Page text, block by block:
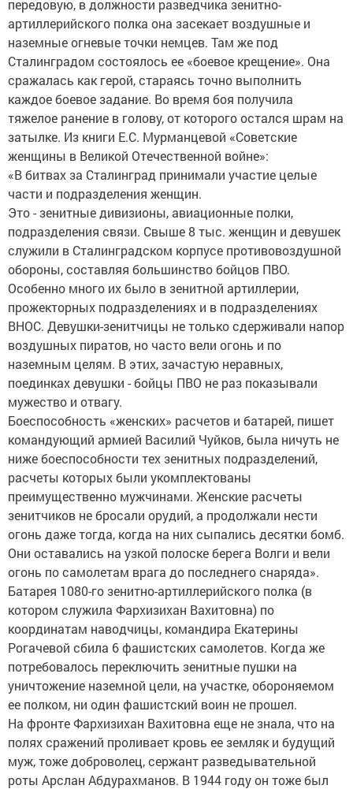
передовую, в должности разведчика зенитно-
артиллерийского полка она засекает воздушные и
наземные огневые точки немцев. Там же под
Сталинградом состоялось ее «боевое крещение». Она
сражалась как герой, стараясь точно выполнить
каждое боевое задание. Во время боя получила
тяжелое ранение в голову, от которого остался шрам на
затылке. Из книги Е.С. Мурманцевой «Советские
женщины в Великой Отечественной войне»:
«В битвах за Сталинград принимали участие целые
части и подразделения женщин.
Это - зенитные дивизионы, авиационные полки,
подразделения связи. Свыше 8 тыс. женщин и девушек
служили в Сталинградском корпусе противовоздушной
обороны, составляя большинство бойцов ПВО.
Особенно много их было в зенитной артиллерии,
прожекторных подразделениях и в подразделениях
ВНОС. Девушки-зенитчицы не только сдерживали напор
воздушных пиратов, но часто вели огонь и по
наземным целям. В этих, зачастую неравных,
поединках девушки - бойцы ПВО не раз показывали
мужество и отвагу.
Боеспособность «женских» расчетов и батарей, пишет
командующий армией Василий Чуйков, была ничуть не
ниже боеспособности тех зенитных подразделений,
расчеты которых были укомплектованы
преимущественно мужчинами. Женские расчеты
зенитчиков не бросали орудий, а продолжали нести
огонь даже тогда, когда на них сыпались десятки бомб.
Они оставались на узкой полоске берега Волги и вели
огонь по самолетам врага до последнего снаряда».
Батарея 1080-го зенитно-артиллерийского полка (в
котором служила Фархизихан Вахитовна) по
координатам наводчицы, командира Екатерины
Рогачевой сбила 6 фашистских самолетов. Когда же
потребовалось переключить зенитные пушки на
уничтожение наземной цели, на участке, обороняемом
ее полком, ни один фашистский воин не прошел.
На фронте Фархизихан Вахитовна еще не знала, что на
полях сражений проливает кровь ее земляк и будущий
муж, тоже доброволец, сержант разведывательной
роты Арслан Абдурахманов. В 1944 году он тоже был